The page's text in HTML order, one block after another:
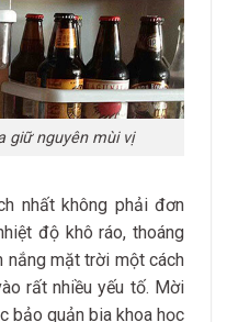
giữ nguyên mùi vị
nhất không phải đơn
độ khô ráo, thoáng
nắng mặt trời một cách
rất nhiều yếu tố. Mời
bảo quản bia khoa học